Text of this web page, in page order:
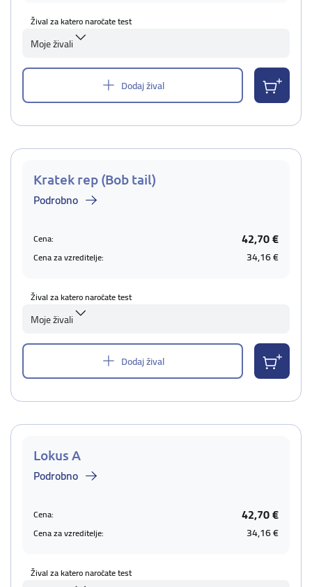
Žival za katero naročate test
Moje živali
Dodaj žival
Kratek rep (Bob tail)
Podrobno
Cena: 42,70 €
Cena za vzreditelje: 34,16 €
Žival za katero naročate test
Moje živali
Dodaj žival
Lokus A
Podrobno
Cena: 42,70 €
Cena za vzreditelje: 34,16 €
Žival za katero naročate test